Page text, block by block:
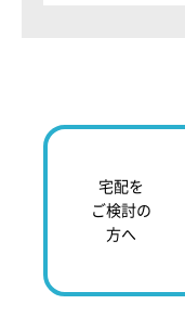
宅配を
ご検討の
方へ